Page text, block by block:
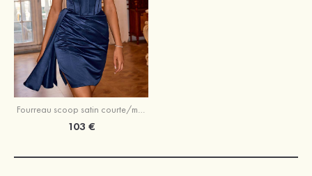
Fourreau scoop satin courte/mini robe de fête de la rentrée
103 €